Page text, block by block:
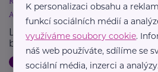
Allianz pojišťovna, a. s. - sídlo společnosti
Letní dovolená a pojištění: Jak
během cest
Dovolená Bezpečnost Cestování
K personalizaci obsahu a
funkcí sociálních médií a
využíváme soubory cookie.
náš web používáte, sdílíme se
sociální média, inzerci a